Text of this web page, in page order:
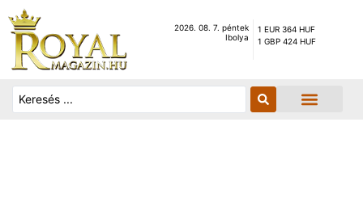
2026. 08. 7. péntek
Ibolya
1 EUR 364 HUF
1 GBP 424 HUF